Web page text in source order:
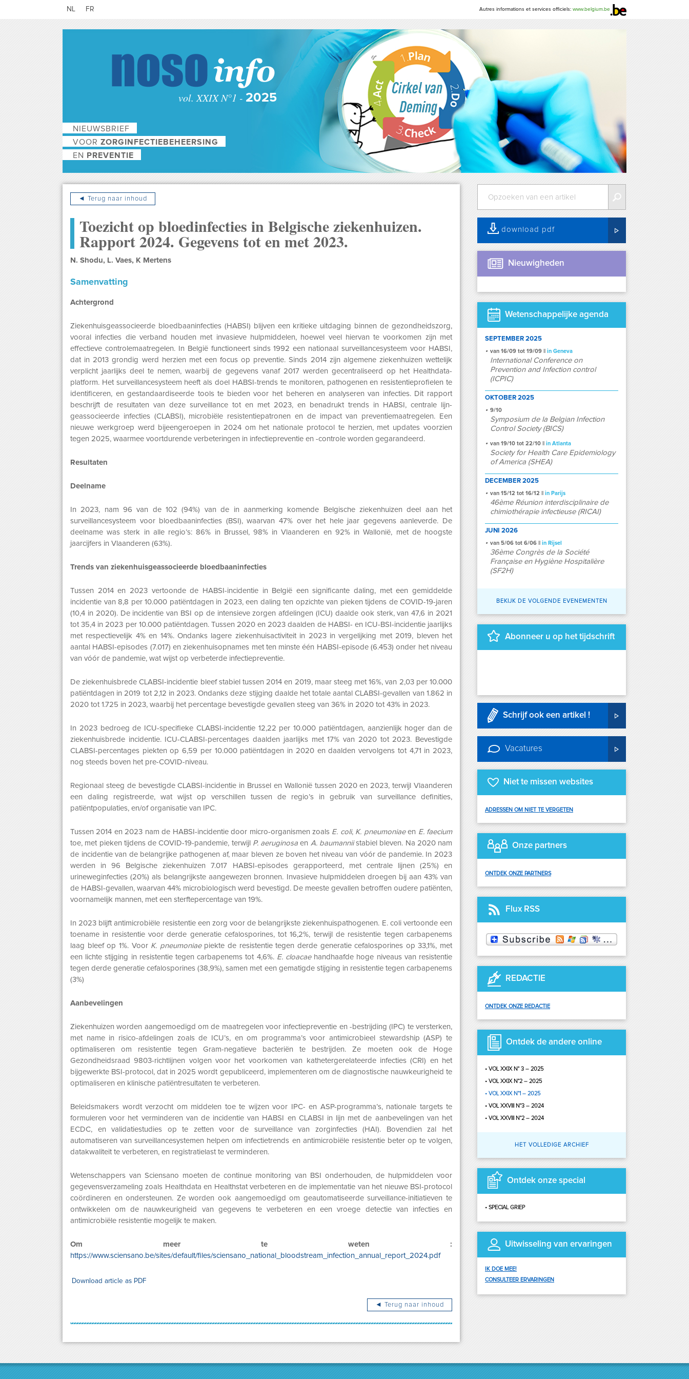
NL FR Autres informations et services officiels: www.belgium.be
vol. XXIX N°1 - 2025
NIEUWSBRIEF
VOOR ZORGINFECTIEBEHEERSING
EN
PREVENTIE
◄ Terug naar inhoud
Toezicht op bloedinfecties in Belgische ziekenhuizen.
Rapport 2024. Gegevens tot en met 2023.
N. Shodu, L. Vaes, K Mertens
Samenvatting
Achtergrond
Ziekenhuisgeassocieerde bloedbaaninfecties (HABSI) blijven een kritieke uitdaging binnen de gezondheidszorg,
vooral infecties die verband houden met invasieve hulpmiddelen, hoewel veel hiervan te voorkomen zijn met
effectieve controlemaatregelen. In België functioneert sinds 1992 een nationaal surveillancesysteem voor HABSI,
dat in 2013 grondig werd herzien met een focus op preventie. Sinds 2014 zijn algemene ziekenhuizen wettelijk
verplicht jaarlijks deel te nemen, waarbij de gegevens vanaf 2017 werden gecentraliseerd op het Healthdata-
platform. Het surveillancesysteem heeft als doel HABSI-trends te monitoren, pathogenen en resistentieprofielen te
identificeren, en gestandaardiseerde tools te bieden voor het beheren en analyseren van infecties. Dit rapport
beschrijft de resultaten van deze surveillance tot en met 2023, en benadrukt trends in HABSI, centrale lijn-
geassocieerde infecties (CLABSI), microbiële resistentiepatronen en de impact van preventiemaatregelen. Een
nieuwe werkgroep werd bijeengeroepen in 2024 om het nationale protocol te herzien, met updates voorzien
tegen 2025, waarmee voortdurende verbeteringen in infectiepreventie en -controle worden gegarandeerd.
Resultaten
Deelname
In 2023, nam 96 van de 102 (94%) van de in aanmerking komende Belgische ziekenhuizen deel aan het
surveillancesysteem voor bloedbaaninfecties (BSI), waarvan 47% over het hele jaar gegevens aanleverde. De
deelname was sterk in alle regio’s: 86% in Brussel, 98% in Vlaanderen en 92% in Wallonië, met de hoogste
jaarcijfers in Vlaanderen (63%).
Trends van ziekenhuisgeassocieerde bloedbaaninfecties
Tussen 2014 en 2023 vertoonde de HABSI-incidentie in België een significante daling, met een gemiddelde
incidentie van 8,8 per 10.000 patiëntdagen in 2023, een daling ten opzichte van pieken tijdens de COVID-19-jaren
(10,4 in 2020). De incidentie van BSI op de intensieve zorgen afdelingen (ICU) daalde ook sterk, van 47,6 in 2021
tot 35,4 in 2023 per 10.000 patiëntdagen. Tussen 2020 en 2023 daalden de HABSI- en ICU-BSI-incidentie jaarlijks
met respectievelijk 4% en 14%. Ondanks lagere ziekenhuisactiviteit in 2023 in vergelijking met 2019, bleven het
aantal HABSI-episodes (7.017) en ziekenhuisopnames met ten minste één HABSI-episode (6.453) onder het niveau
van vóór de pandemie, wat wijst op verbeterde infectiepreventie.
De ziekenhuisbrede CLABSI-incidentie bleef stabiel tussen 2014 en 2019, maar steeg met 16%, van 2,03 per 10.000
patiëntdagen in 2019 tot 2,12 in 2023. Ondanks deze stijging daalde het totale aantal CLABSI-gevallen van 1.862 in
2020 tot 1.725 in 2023, waarbij het percentage bevestigde gevallen steeg van 36% in 2020 tot 43% in 2023.
In 2023 bedroeg de ICU-specifieke CLABSI-incidentie 12,22 per 10.000 patiëntdagen, aanzienlijk hoger dan de
ziekenhuisbrede incidentie. ICU-CLABSI-percentages daalden jaarlijks met 17% van 2020 tot 2023. Bevestigde
CLABSI-percentages piekten op 6,59 per 10.000 patiëntdagen in 2020 en daalden vervolgens tot 4,71 in 2023,
nog steeds boven het pre-COVID-niveau.
Regionaal steeg de bevestigde CLABSI-incidentie in Brussel en Wallonië tussen 2020 en 2023, terwijl Vlaanderen
een daling registreerde, wat wijst op verschillen tussen de regio’s in gebruik van surveillance definities,
patiëntpopulaties, en/of organisatie van IPC.
Tussen 2014 en 2023 nam de HABSI-incidentie door micro-organismen zoals E. coli, K. pneumoniaeen E. faecium
toe, met pieken tijdens de COVID-19-pandemie, terwijl P. aeruginosa en A. baumanniistabiel bleven. Na 2020 nam
de incidentie van de belangrijke pathogenen af, maar bleven ze boven het niveau van vóór de pandemie. In 2023
werden in 96 Belgische ziekenhuizen 7.017 HABSI-episodes gerapporteerd, met centrale lijnen (25%) en
urineweginfecties (20%) als belangrijkste aangewezen bronnen. Invasieve hulpmiddelen droegen bij aan 43% van
de HABSI-gevallen, waarvan 44% microbiologisch werd bevestigd. De meeste gevallen betroffen oudere patiënten,
voornamelijk mannen, met een sterftepercentage van 19%.
In 2023 blijft antimicrobiële resistentie een zorg voor de belangrijkste ziekenhuispathogenen. E. coli vertoonde een
toename in resistentie voor derde generatie cefalosporines, tot 16,2%, terwijl de resistentie tegen carbapenems
laag bleef op 1%. Voor K. pneumoniaepiekte de resistentie tegen derde generatie cefalosporines op 33,1%, met
een lichte stijging in resistentie tegen carbapenems tot 4,6%. E. cloacaehandhaafde hoge niveaus van resistentie
tegen derde generatie cefalosporines (38,9%), samen met een gematigde stijging in resistentie tegen carbapenems
(3%)
Aanbevelingen
Ziekenhuizen worden aangemoedigd om de maatregelen voor infectiepreventie en -bestrijding (IPC) te versterken,
met name in risico-afdelingen zoals de ICU’s, en om programma’s voor antimicrobieel stewardship (ASP) te
optimaliseren om resistentie tegen Gram-negatieve bacteriën te bestrijden. Ze moeten ook de Hoge
Gezondheidsraad 9803-richtlijnen volgen voor het voorkomen van kathetergerelateerde infecties (CRI) en het
bijgewerkte BSI-protocol, dat in 2025 wordt gepubliceerd, implementeren om de diagnostische nauwkeurigheid te
optimaliseren en klinische patiëntresultaten te verbeteren.
Beleidsmakers wordt verzocht om middelen toe te wijzen voor IPC- en ASP-programma’s, nationale targets te
formuleren voor het verminderen van de incidentie van HABSI en CLABSI in lijn met de aanbevelingen van het
ECDC, en validatiestudies op te zetten voor de surveillance van zorginfecties (HAI). Bovendien zal het
automatiseren van surveillancesystemen helpen om infectietrends en antimicrobiële resistentie beter op te volgen,
datakwaliteit te verbeteren, en registratielast te verminderen.
Wetenschappers van Sciensano moeten de continue monitoring van BSI onderhouden, de hulpmiddelen voor
gegevensverzameling zoals Healthdata en Healthstat verbeteren en de implementatie van het nieuwe BSI-protocol
coördineren en ondersteunen. Ze worden ook aangemoedigd om geautomatiseerde surveillance-initiatieven te
ontwikkelen om de nauwkeurigheid van gegevens te verbeteren en een vroege detectie van infecties en
antimicrobiële resistentie mogelijk te maken.
Om meer te weten :
https://www.sciensano.be/sites/default/files/sciensano_national_bloodstream_infection_annual_report_2024.pdf
Download article as PDF
◄ Terug naar inhoud
download pdf
Nieuwigheden
Wetenschappelijke agenda
SEPTEMBER 2025
van 16/09 tot 19/09 || in Geneva
International Conference on
Prevention and Infection control
(ICPIC)
OKTOBER 2025
9/10
Symposium de la Belgian Infection
Control Society (BICS)
van 19/10 tot 22/10 || in Atlanta
Society for Health Care Epidemiology
of America (SHEA)
DECEMBER 2025
van 15/12 tot 16/12 || in Parijs
46ème Réunion interdisciplinaire de
chimiothérapie infectieuse (RICAI)
JUNI 2026
van 5/06 tot 6/06 || in Rijsel
36ème Congrès de la Société
Française en Hygiène Hospitalière
(SF2H)
BEKIJK DE VOLGENDE EVENEMENTEN
Abonneer u op het tijdschrift
Schrijf ook een artikel !
Vacatures
Niet te missen websites
ADRESSEN OM NIET TE VERGETEN
Onze partners
ONTDEK ONZE PARTNERS
Flux RSS
REDACTIE
ONTDEK ONZE REDACTIE
Ontdek de andere online
nummers van het tijdschrift
VOL XXIX N° 3 – 2025
VOL XXIX N°2 – 2025
VOL XXIX N°1 – 2025
VOL XXVIII N°3 – 2024
VOL XXVIII N°2 – 2024
HET VOLLEDIGE ARCHIEF
Ontdek onze special
SPECIAL GRIEP
Uitwisseling van ervaringen
IK DOE MEE!
CONSULTEER ERVARINGEN